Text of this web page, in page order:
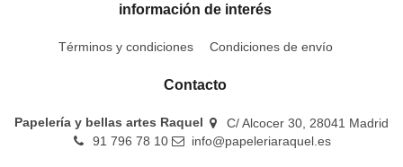
información de interés
Términos y condiciones Condiciones de envío
Contacto
Papelería y bellas artes Raquel
C/ Alcocer 30, 28041 Madrid
91 796 78 10
info@papeleriaraquel.es